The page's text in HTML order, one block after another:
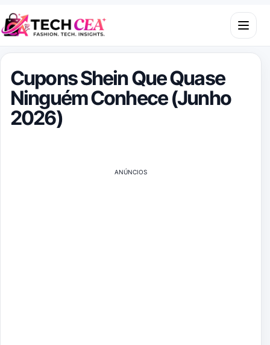
Skip to content
Open
Cupons Shein Que Quase
Ninguém Conhece (Junho
2026)
ANÚNCIOS